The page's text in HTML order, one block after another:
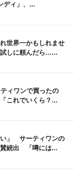
ディ」、...
世界一かもしれませ
しに頼んだら…...
ィワンで買ったの
れでいくら？...
い」 サーティワンの
賛続出 「噂には...